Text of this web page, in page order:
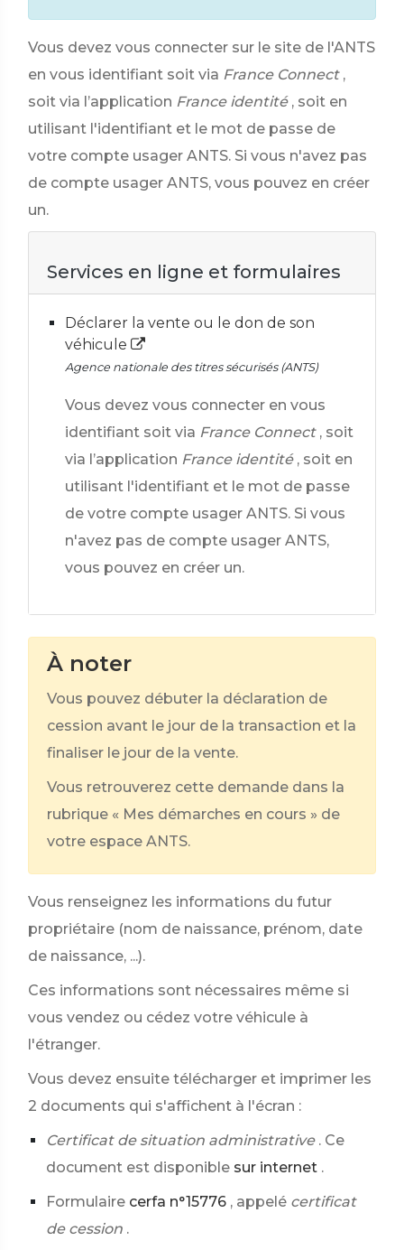
Vous devez vous connecter sur le site de l'ANTS
en vous identifiant soit via France Connect ,
soit via l’application France identité , soit en
utilisant l'identifiant et le mot de passe de
votre compte usager ANTS. Si vous n'avez pas
de compte usager ANTS, vous pouvez en créer
un.
Services en ligne et formulaires
Déclarer la vente ou le don de son
véhicule
Agence nationale des titres sécurisés (ANTS)
Vous devez vous connecter en vous
identifiant soit via France Connect , soit
via l’application France identité , soit en
utilisant l'identifiant et le mot de passe
de votre compte usager ANTS. Si vous
n'avez pas de compte usager ANTS,
vous pouvez en créer un.
À noter
Vous pouvez débuter la déclaration de
cession avant le jour de la transaction et la
finaliser le jour de la vente.
Vous retrouverez cette demande dans la
rubrique « Mes démarches en cours » de
votre espace ANTS.
Vous renseignez les informations du futur
propriétaire (nom de naissance, prénom, date
de naissance, ...).
Ces informations sont nécessaires même si
vous vendez ou cédez votre véhicule à
l'étranger.
Vous devez ensuite télécharger et imprimer les
2 documents qui s'affichent à l'écran :
Certificat de situation administrative . Ce
document est disponible sur internet .
Formulaire cerfa n°15776 , appelé certificat
de cession .